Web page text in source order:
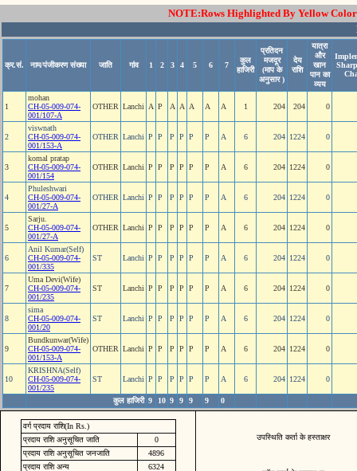
NOTE:Rows Highlighted By Yellow
क्र.सं. नाम/पंजीकरण संख्या जाति गांव 1 2 3 4 5 6 7
कुल
हाजिरी
प्रतिदन
मजदूर
(माप के
अनुसार )
देय
राशि
यात्रा
और
खान
पान का
व्यय
1
mohan
CH-05-009-074-
001/107-A
OTHER Lanchi A P A A A A A 1 204 204 0
2
viswnath
CH-05-009-074-
001/153-A
OTHER Lanchi P P P P P P A 6 204 1224 0
3
komal pratap
CH-05-009-074-
001/154
OTHER Lanchi P P P P P P A 6 204 1224 0
4
Phuleshwari
CH-05-009-074-
001/27-A
OTHER Lanchi P P P P P P A 6 204 1224 0
5
Sarju.
CH-05-009-074-
001/27-A
OTHER Lanchi P P P P P P A 6 204 1224 0
6
Anil Kumar(Self)
CH-05-009-074-
001/335
ST Lanchi P P P P P P A 6 204 1224 0
7
Uma Devi(Wife)
CH-05-009-074-
001/235
ST Lanchi P P P P P P A 6 204 1224 0
8
sima
CH-05-009-074-
001/20
ST Lanchi P P P P P P A 6 204 1224 0
9
Bundkunwar(Wife)
CH-05-009-074-
001/153-A
OTHER Lanchi P P P P P P A 6 204 1224 0
10
KRISHNA(Self)
CH-05-009-074-
001/235
ST Lanchi P P P P P P A 6 204 1224 0
कुल हाजिरी 9 10 9 9 9 9 0
वर्ग प्रदाय राशि(In Rs.)
प्रदाय राशि अनुसूचित जाति
0
प्रदाय राशि अनुसूचित जनजाति
4896
प्रदाय राशि अन्य
6324
उपस्थिति कर्ता के हस्ताक्षर